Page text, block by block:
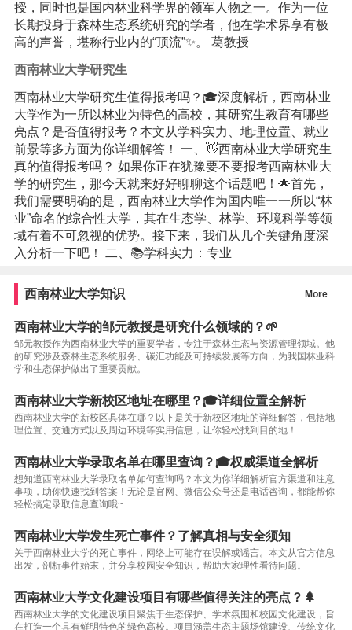
授，同时也是国内林业科学界的领军人物之一。作为一位
长期投身于森林生态系统研究的学者，他在学术界享有极
高的声誉，堪称行业内的“顶流”✨。 葛教授
西南林业大学研究生
西南林业大学研究生值得报考吗？🎓深度解析，西南林业
大学作为一所以林业为特色的高校，其研究生教育有哪些
亮点？是否值得报考？本文从学科实力、地理位置、就业
前景等多方面为你详细解答！ 一、👋西南林业大学研究生
真的值得报考吗？ 如果你正在犹豫要不要报考西南林业大
学的研究生，那今天就来好好聊聊这个话题吧！🌟首先，
我们需要明确的是，西南林业大学作为国内唯一一所以“林
业”命名的综合性大学，其在生态学、林学、环境科学等领
域有着不可忽视的优势。接下来，我们从几个关键角度深
入分析一下吧！ 二、📚学科实力：专业
西南林业大学知识 More
西南林业大学的邹元教授是研究什么领域的？🌱
邹元教授作为西南林业大学的重要学者，专注于森林生态与资源管理领域。他
的研究涉及森林生态系统服务、碳汇功能及可持续发展等方向，为我国林业科
学和生态保护做出了重要贡献。
西南林业大学新校区地址在哪里？🎓详细位置全解析
西南林业大学的新校区具体在哪？以下是关于新校区地址的详细解答，包括地
理位置、交通方式以及周边环境等实用信息，让你轻松找到目的地！
西南林业大学录取名单在哪里查询？🎓权威渠道全解析
想知道西南林业大学录取名单如何查询吗？本文为你详细解析官方渠道和注意
事项，助你快速找到答案！无论是官网、微信公众号还是电话咨询，都能帮你
轻松搞定录取信息查询哦~
西南林业大学发生死亡事件？了解真相与安全须知
关于西南林业大学的死亡事件，网络上可能存在误解或谣言。本文从官方信息
出发，剖析事件始末，并分享校园安全知识，帮助大家理性看待问题。
西南林业大学文化建设项目有哪些值得关注的亮点？🌲
西南林业大学的文化建设项目聚焦于生态保护、学术氛围和校园文化建设，旨
在打造一个具有鲜明特色的绿色高校。项目涵盖生态主题场馆建设、传统文化